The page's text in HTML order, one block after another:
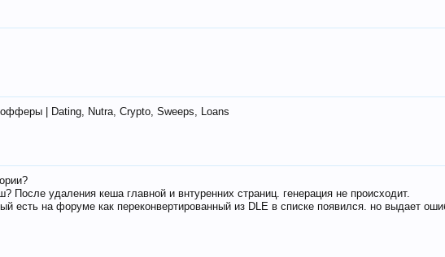
| Dating, Nutra, Crypto, Sweeps, Loans
После удаления кеша главной и внтуренних страниц. генерация не происходит.
есть на форуме как переконвертированный из DLE в списке появился. но выдает